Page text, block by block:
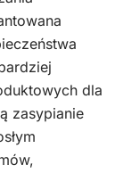
dla
zasypianie